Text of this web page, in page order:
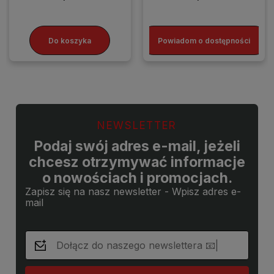
Do koszyka Powiadom o dostępności
NEWSLETTER
Podaj swój adres e-mail, jeżeli
chcesz otrzymywać informacje
o nowościach i promocjach.
Zapisz się na nasz newsletter - Wpisz adres e-
mail